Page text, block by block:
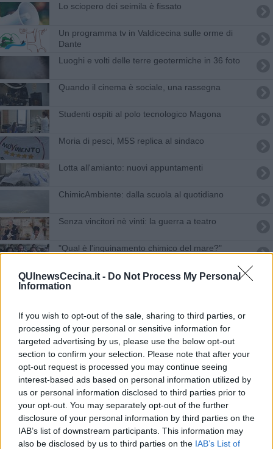
QUInewsCecina.it - Do Not Process My Personal
Information
If you wish to opt-out of the sale, sharing to third parties, or
processing of your personal or sensitive information for
targeted advertising by us, please use the below opt-out
section to confirm your selection. Please note that after your
opt-out request is processed you may continue seeing
interest-based ads based on personal information utilized by
us or personal information disclosed to third parties prior to
your opt-out. You may separately opt-out of the further
disclosure of your personal information by third parties on the
IAB’s list of downstream participants. This information may
also be disclosed by us to third parties on the IAB’s List of
Lo sciopero dei seimila è fissato
Un programma tv in Valdicecina sulle orme di
Dante
Luoghi e volti delle terre geotermiche in 36 foto
Quando il cinema è sociale, una rassegna
Studenti ospiti al polo tecnologico Magona
Moria di pesci, M5S replica al sindaco
Lotta all'amianto: nuovi appuntamenti
ChimicAmbiente: dalla scuola al quotidiano
Senza vincitori nè vinti: la guerra a teatro
"Qual è l'inquinamento chimico del mare?"
Un accordo per potenziare lo stabilimento Solvay
Rilanciare Livorno e l'area costiera
Arrivederci 2014, un anno dalla A alla Z
Smith: il Pd vicino ai lavoratori e alle famiglie
Puzza di ammoniaca, ispettori Arpat alla Solvay
Addio all'ex direttore di Solvay